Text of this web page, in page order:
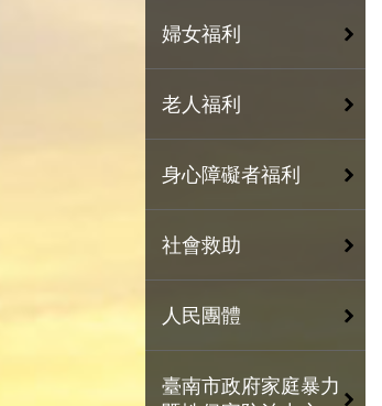
婦女福利
老人福利
身心障礙者福利
社會救助
人民團體
臺南市政府家庭暴力